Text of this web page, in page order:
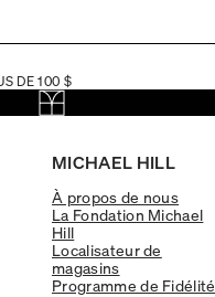
DE 100 $
MICHAEL HILL
À propos de nous
La Fondation Michael
Hill
Localisateur de
magasins
Programme de Fidélité